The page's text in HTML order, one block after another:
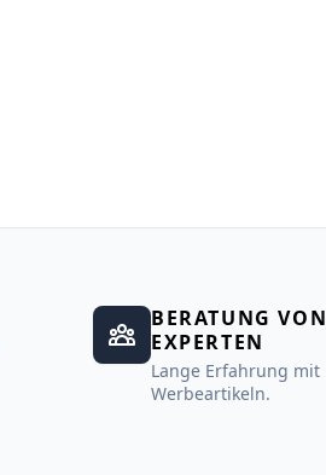
BERATUNG VON
EXPERTEN
Lange Erfahrung mit
Werbeartikeln.